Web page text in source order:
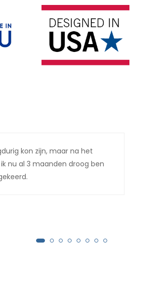
kon zijn, maar na het
nu al 3 maanden droog ben